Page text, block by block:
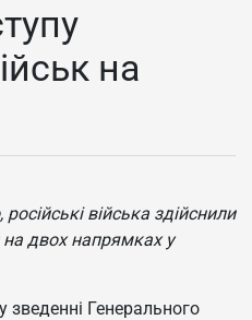
на
війська здійснили
на двох напрямках у
зведенні Генерального